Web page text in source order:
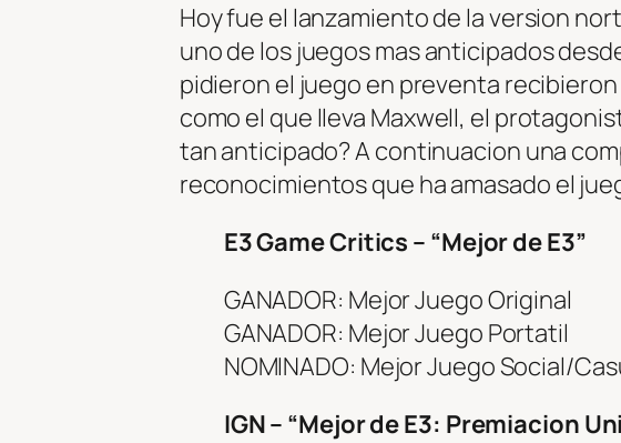
Hoy fue el lanzamiento de la version
uno de los juegos mas anticipados
pidieron el juego en preventa
como el que lleva Maxwell, el
tan anticipado? A continuacion una
reconocimientos que ha amasado el
E3 Game Critics – “Mejor de E3”
GANADOR: Mejor Juego Original
GANADOR: Mejor Juego Portatil
NOMINADO: Mejor Juego Social/
IGN – “Mejor de E3: Premiacion